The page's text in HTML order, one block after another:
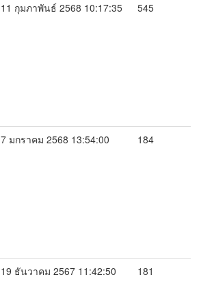
11 กุมภาพันธ์ 2568 10:17:35 545
7 มกราคม 2568 13:54:00 184
19 ธันวาคม 2567 11:42:50 181